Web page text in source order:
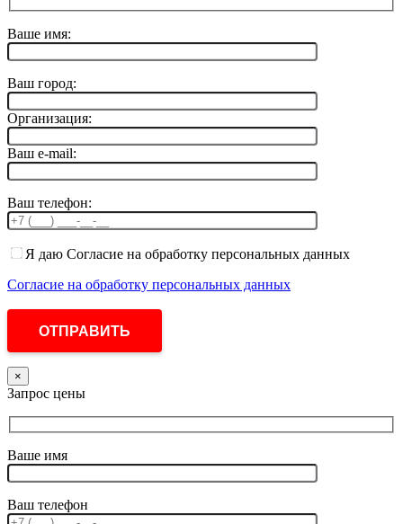
Ваше имя:
Ваш город:
Организация:
Ваш e-mail:
Ваш телефон:
Я даю Согласие на обработку персональных данных
Согласие на обработку персональных данных
×
Запрос цены
Ваше имя
Ваш телефон